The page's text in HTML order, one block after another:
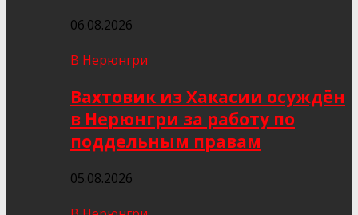
06.08.2026
В Нерюнгри
Вахтовик из Хакасии осуждён
в Нерюнгри за работу по
поддельным правам
05.08.2026